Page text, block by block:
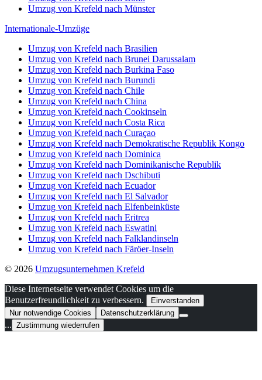
Umzug von Krefeld nach Münster
Internationale-Umzüge
Umzug von Krefeld nach Brasilien
Umzug von Krefeld nach Brunei Darussalam
Umzug von Krefeld nach Burkina Faso
Umzug von Krefeld nach Burundi
Umzug von Krefeld nach Chile
Umzug von Krefeld nach China
Umzug von Krefeld nach Cookinseln
Umzug von Krefeld nach Costa Rica
Umzug von Krefeld nach Curaçao
Umzug von Krefeld nach Demokratische Republik Kongo
Umzug von Krefeld nach Dominica
Umzug von Krefeld nach Dominikanische Republik
Umzug von Krefeld nach Dschibuti
Umzug von Krefeld nach Ecuador
Umzug von Krefeld nach El Salvador
Umzug von Krefeld nach Elfenbeinküste
Umzug von Krefeld nach Eritrea
Umzug von Krefeld nach Eswatini
Umzug von Krefeld nach Falklandinseln
Umzug von Krefeld nach Färöer-Inseln
© 2026 Umzugsunternehmen Krefeld
Diese Internetseite verwendet Cookies um die
Benutzerfreundlichkeit zu verbessern.
Einverstanden
Nur notwendige Cookies
Datenschutzerklärung
... Zustimmung wiederrufen